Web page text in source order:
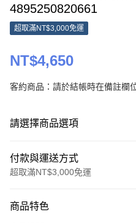
4895250820661
超取滿NT$3,000免運
NT$4,650
客約商品：請於結帳時在備註欄
請選擇商品選項
付款與運送方式
超取滿NT$3,000免運
信用卡一次付款
商品特色